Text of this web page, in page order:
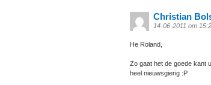
Christian
14-06-2011 om
He Roland,
Zo gaat het de goede kant
heel nieuwsgierig :P